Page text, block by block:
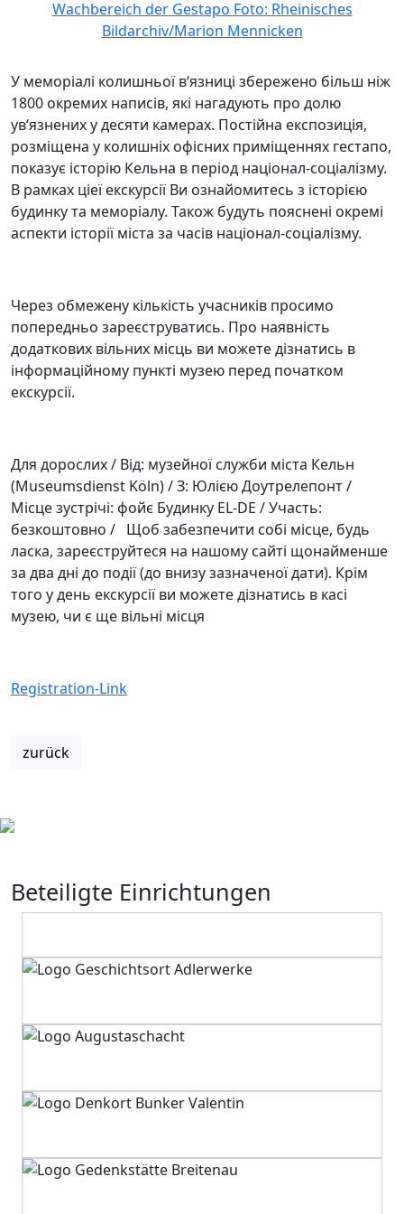
У меморіалі колишньої в‘язниці збережено більш ніж
1800 окремих написів, які нагадують про долю
ув‘язнених у десяти камерах. Постійна експозиція,
розміщена у колишніх офісних приміщеннях гестапо,
показує історію Кельна в період націонал-соціалізму.
В рамках ціеї екскурсії Ви ознайомитесь з історією
будинку та меморіалу. Також будуть пояснені окремі
аспекти історії міста за часів націонал-соціалізму.
Через обмежену кількість учасників просимо
попередньо зареєструватись. Про наявність
додаткових вільних місць ви можете дізнатись в
інформаційному пункті музею перед початком
екскурсії.
Для дорослих / Від: музейної служби міста Кельн
(Museumsdienst Köln) / З: Юлією Доутрелепонт /
Місце зустрічі: фойє Будинку EL-DE / Участь:
безкоштовно / Щоб забезпечити собі місце, будь
ласка, зареєструйтеся на нашому сайті щонайменше
за два дні до події (до внизу зазначеної дати). Крім
того у день екскурсії ви можете дізнатись в касі
музею, чи є ще вільні місця
Registration-Link
zurück
Beteiligte Einrichtungen